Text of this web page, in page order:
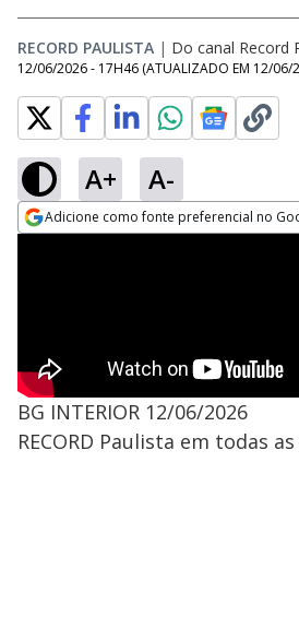
RECORD PAULISTA | Do canal Record
12/06/2026 - 17H46 (ATUALIZADO EM 12/06/
A+ A-
Adicione como fonte preferencial no
BG INTERIOR 12/06/2026
RECORD Paulista em todas